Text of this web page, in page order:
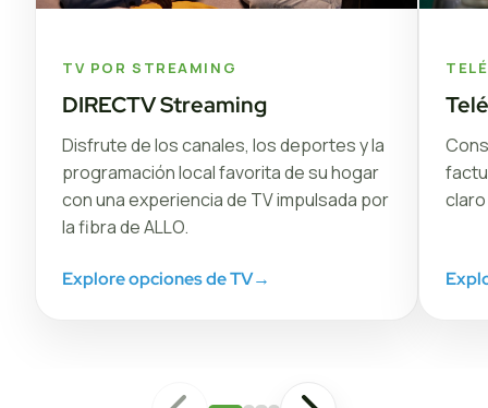
TV POR STREAMING
DIRECTV Streaming
Disfrute de los canales, los deportes y la
programación local favorita de su hogar
con una experiencia de TV impulsada por
la fibra de ALLO.
Explore opciones de TV→
claro